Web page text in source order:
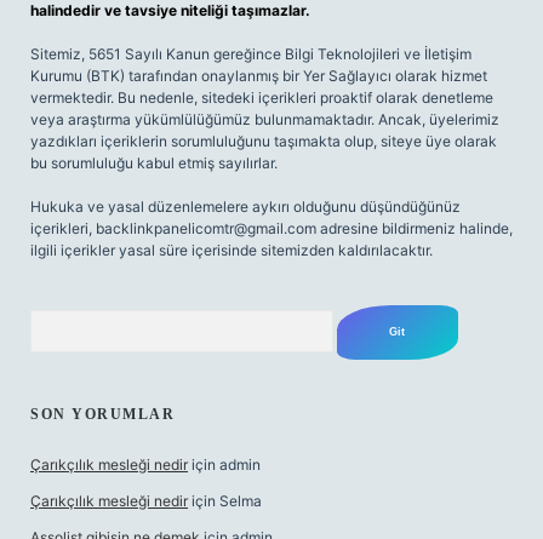
halindedir ve tavsiye niteliği taşımazlar.
Sitemiz, 5651 Sayılı Kanun gereğince Bilgi Teknolojileri ve İletişim
Kurumu (BTK) tarafından onaylanmış bir Yer Sağlayıcı olarak hizmet
vermektedir. Bu nedenle, sitedeki içerikleri proaktif olarak denetleme
veya araştırma yükümlülüğümüz bulunmamaktadır. Ancak, üyelerimiz
yazdıkları içeriklerin sorumluluğunu taşımakta olup, siteye üye olarak
bu sorumluluğu kabul etmiş sayılırlar.
Hukuka ve yasal düzenlemelere aykırı olduğunu düşündüğünüz
içerikleri, backlinkpanelicomtr@gmail.com adresine bildirmeniz halinde,
ilgili içerikler yasal süre içerisinde sitemizden kaldırılacaktır.
SON YORUMLAR
Çarıkçılık mesleği nedir için admin
Çarıkçılık mesleği nedir için Selma